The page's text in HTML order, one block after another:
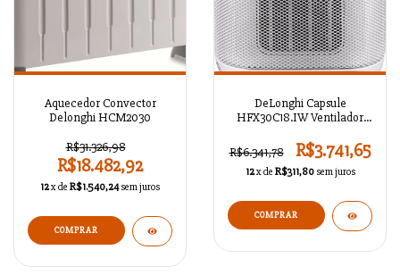
Aquecedor Convector
Delonghi HCM2030
R$31.326,98
R$18.482,92
12x de R$1.540,24 sem juros
DeLonghi Capsule
HFX30C18.IW Ventilador
R$6.341,78
R$3.741,65
12x de R$311,80 sem juros